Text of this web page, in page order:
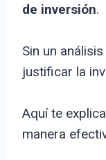
de inversión.
Sin un
justificar la
Aquí te
manera